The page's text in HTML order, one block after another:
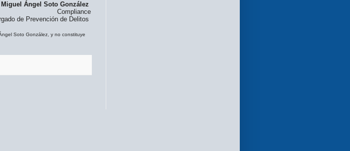
Miguel Ángel Soto González
Compliance
de Prevención de Delitos
Soto González, y no constituye